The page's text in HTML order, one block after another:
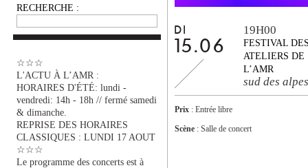
RECHERCHE :
☆☆☆
L'ACTU À L’AMR :
HORAIRES D'ÉTÉ: lundi -
vendredi: 14h - 18h // fermé samedi
& dimanche.
REPRISE DES HORAIRES
CLASSIQUES : LUNDI 17 AOUT
☆☆☆
Le programme des concerts est à
DI
15.06
19H00
FESTIVAL
ATELIERS DE
L’AMR
sud des alpes
Prix : Entrée libre
Scène : Salle de concert